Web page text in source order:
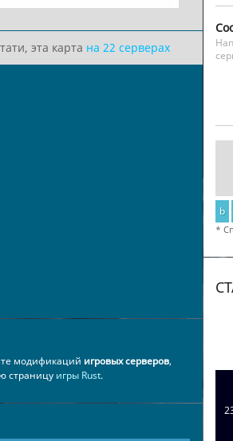
эта карта на 22 серверах
модификаций игровых серверов,
страницу игры Rust.
b
*